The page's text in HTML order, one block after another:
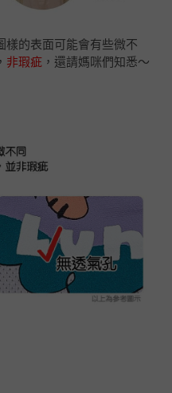
樣的表面可能會有些微不
非瑕疵 ，還請媽咪們知悉～